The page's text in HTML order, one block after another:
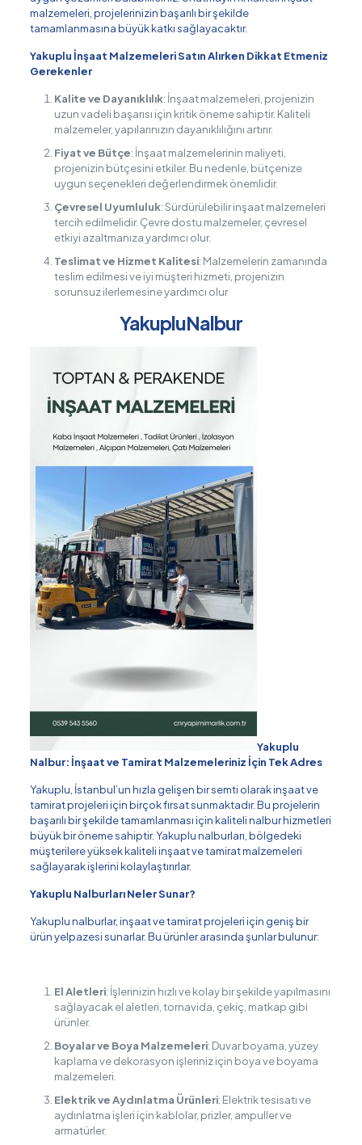
malzemeleri, projelerinizin başarılı bir şekilde
tamamlanmasına büyük katkı sağlayacaktır.
Yakuplu İnşaat Malzemeleri Satın Alırken Dikkat Etmeniz
Gerekenler
Kalite ve Dayanıklılık: İnşaat malzemeleri, projenizin
uzun vadeli başarısı için kritik öneme sahiptir. Kaliteli
malzemeler, yapılarınızın dayanıklılığını artırır.
Fiyat ve Bütçe: İnşaat malzemelerinin maliyeti,
projenizin bütçesini etkiler. Bu nedenle, bütçenize
uygun seçenekleri değerlendirmek önemlidir.
Çevresel Uyumluluk: Sürdürülebilir inşaat malzemeleri
tercih edilmelidir. Çevre dostu malzemeler, çevresel
etkiyi azaltmanıza yardımcı olur.
Teslimat ve Hizmet Kalitesi: Malzemelerin zamanında
teslim edilmesi ve iyi müşteri hizmeti, projenizin
sorunsuz ilerlemesine yardımcı olur
YakupluNalbur
Yakuplu
Nalbur: İnşaat ve Tamirat Malzemeleriniz İçin Tek Adres
Yakuplu, İstanbul’un hızla gelişen bir semti olarak inşaat ve
tamirat projeleri için birçok fırsat sunmaktadır. Bu projelerin
başarılı bir şekilde tamamlanması için kaliteli nalbur hizmetleri
büyük bir öneme sahiptir. Yakuplu nalburları, bölgedeki
müşterilere yüksek kaliteli inşaat ve tamirat malzemeleri
sağlayarak işlerini kolaylaştırırlar.
Yakuplu Nalburları Neler Sunar?
Yakuplu nalburlar, inşaat ve tamirat projeleri için geniş bir
ürün yelpazesi sunarlar. Bu ürünler arasında şunlar bulunur:
El Aletleri: İşlerinizin hızlı ve kolay bir şekilde yapılmasını
sağlayacak el aletleri, tornavida, çekiç, matkap gibi
ürünler.
Boyalar ve Boya Malzemeleri: Duvar boyama, yüzey
kaplama ve dekorasyon işleriniz için boya ve boyama
malzemeleri.
Elektrik ve Aydınlatma Ürünleri: Elektrik tesisatı ve
aydınlatma işleri için kablolar, prizler, ampuller ve
armatürler.